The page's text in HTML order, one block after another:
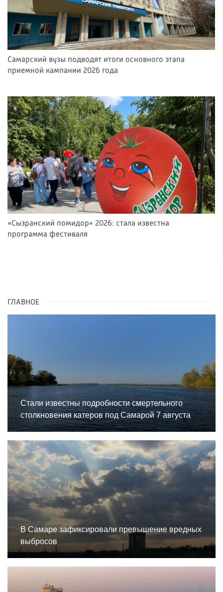
Самарский вузы подводят итоги основного этапа
приемной кампании 2026 года
«Сызранский помидор» 2026: стала известна
программа фестиваля
ГЛАВНОЕ
Стали известны подробности смертельного
столкновения катеров под Самарой 7 августа
В Самаре зафиксировали превышение вредных
выбросов